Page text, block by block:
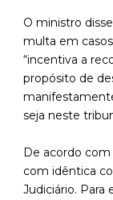
O ministro
multa em
“incentiva a
propósito de
seja neste
De acordo com
com idêntica
Judiciário. Para